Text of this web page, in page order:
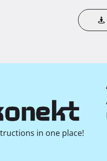
in one place!